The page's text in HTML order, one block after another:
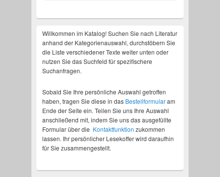
Willkommen im Katalog! Suchen Sie nach Literatur
anhand der Kategorienauswahl, durchstöbern Sie
die Liste verschiedener Texte weiter unten oder
nutzen Sie das Suchfeld für spezifischere
Suchanfragen.
Sobald Sie Ihre persönliche Auswahl getroffen
haben, tragen Sie diese in das Bestellformularam
Ende der Seite ein. Teilen Sie uns Ihre Auswahl
anschließend mit, indem Sie uns das ausgefüllte
Formular über die Kontaktfunktion zukommen
lassen. Ihr persönlicher Lesekoffer wird daraufhin
für Sie zusammengestellt.